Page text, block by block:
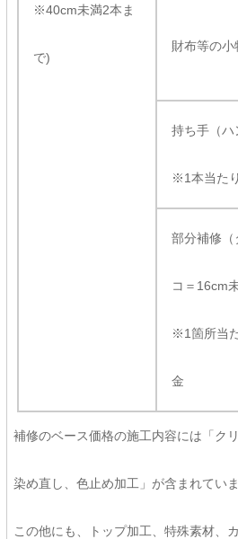
※40cm未満2本ま
で)
財布等の小
持ち手（ハ
※1本当た
部分補修（
コ＝16cm
※1箇所当
金
補修のベース価格の施工内容には「ク
染め直し、色止め加工」が含まれていま
この他にも、トップ加工、特殊素材、